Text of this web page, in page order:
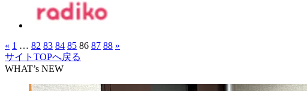
« 1 … 82 83 84 85 86 87 88 »
サイトTOPへ戻る
WHAT’s NEW